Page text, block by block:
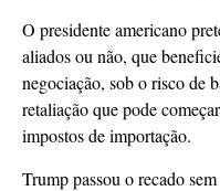
O presidente americano
aliados ou não, que
negociação, sob o risco de
retaliação que pode
impostos de importação.
Trump passou o recado